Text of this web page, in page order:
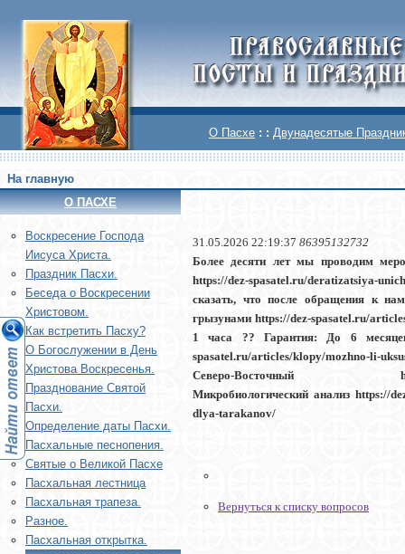
О Пасхе : : Двунадесятые
На главную
О ПАСХЕ
Воскреcение Господа
Иисуса Христа.
Праздник Пасхи.
Беседа о Воскресении
Христовом.
Как встретить Пасху?
О Богослужении в День
Христова Воскресенья.
Празднование Святой
Пасхи.
Определение даты Пасхи.
Пасхальные песнопения.
Святые о Великой Пасхе
Пасхальная лестница
Пасхальная трапеза.
Разное.
Пасхальная открытка.
31.05.2026 22:19:37 86395132732
Более десяти лет мы проводим
https://dez-spasatel.ru/deratizatsiya-
сказать, что после обращения к
грызунами https://dez-spasatel.ru/
1 часа ?? Гарантия: До 6
spasatel.ru/articles/klopy/mozhno-li-
Северо-Восточный https://dez-
Микробиологический анализ https://
dlya-tarakanov/
Вернуться к списку вопросов